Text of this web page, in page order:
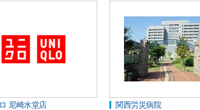
尼崎水堂店
関西労災病院